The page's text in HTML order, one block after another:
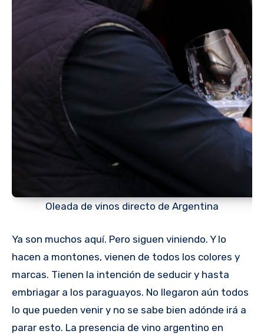
Oleada de vinos directo de Argentina
Ya son muchos aquí. Pero siguen viniendo. Y lo
hacen a montones, vienen de todos los colores y
marcas. Tienen la intención de seducir y hasta
embriagar a los paraguayos. No llegaron aún todos
lo que pueden venir y no se sabe bien adónde irá a
parar esto. La presencia de vino argentino en